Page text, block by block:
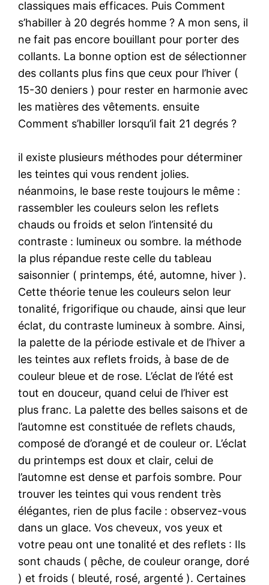
classiques mais efficaces. Puis Comment
s’habiller à 20 degrés homme ? A mon sens, il
ne fait pas encore bouillant pour porter des
collants. La bonne option est de sélectionner
des collants plus fins que ceux pour l’hiver (
15-30 deniers ) pour rester en harmonie avec
les matières des vêtements. ensuite
Comment s’habiller lorsqu’il fait 21 degrés ?
il existe plusieurs méthodes pour déterminer
les teintes qui vous rendent jolies.
néanmoins, le base reste toujours le même :
rassembler les couleurs selon les reflets
chauds ou froids et selon l’intensité du
contraste : lumineux ou sombre. la méthode
la plus répandue reste celle du tableau
saisonnier ( printemps, été, automne, hiver ).
Cette théorie tenue les couleurs selon leur
tonalité, frigorifique ou chaude, ainsi que leur
éclat, du contraste lumineux à sombre. Ainsi,
la palette de la période estivale et de l’hiver a
les teintes aux reflets froids, à base de de
couleur bleue et de rose. L’éclat de l’été est
tout en douceur, quand celui de l’hiver est
plus franc. La palette des belles saisons et de
l’automne est constituée de reflets chauds,
composé de d’orangé et de couleur or. L’éclat
du printemps est doux et clair, celui de
l’automne est dense et parfois sombre. Pour
trouver les teintes qui vous rendent très
élégantes, rien de plus facile : observez-vous
dans un glace. Vos cheveux, vos yeux et
votre peau ont une tonalité et des reflets : Ils
sont chauds ( pêche, de couleur orange, doré
) et froids ( bleuté, rosé, argenté ). Certaines